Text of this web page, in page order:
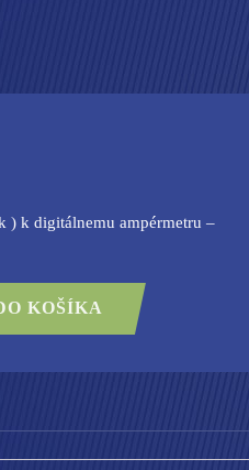
) k digitálnemu ampérmetru –
KOŠÍKA